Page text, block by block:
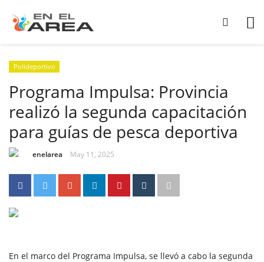
Polideportivo
Programa Impulsa: Provincia
realizó la segunda capacitación
para guías de pesca deportiva
enelarea May 11, 2025
En el marco del Programa Impulsa, se llevó a cabo la segunda